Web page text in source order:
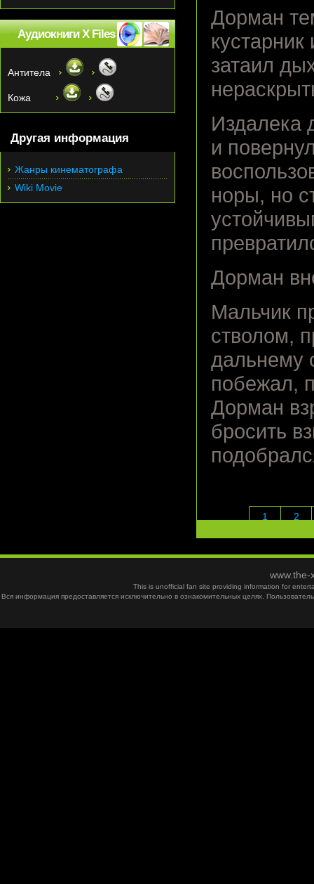
Дорман
затаил
Издалека
и
норы, но
Дорман
Мальчик
стволом,
дальнему
побежал,
Дорман
бросить
1 2
Аудиокниги X Files
Антитела
Кожа
Другая информация
Жанры кинематографа
Wiki Movie
This is unofficial fan site providing information for
Вся информация предоставляется исключительно в ознакомительных целях.